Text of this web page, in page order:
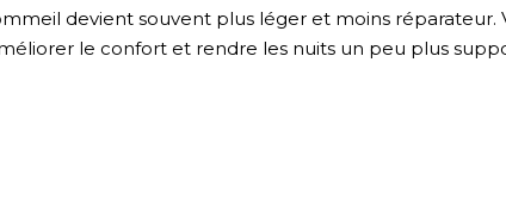
devient souvent plus léger et moins réparateur.
le confort et rendre les nuits un peu plus